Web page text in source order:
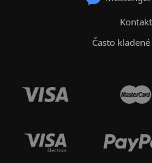
Kontakt
Často